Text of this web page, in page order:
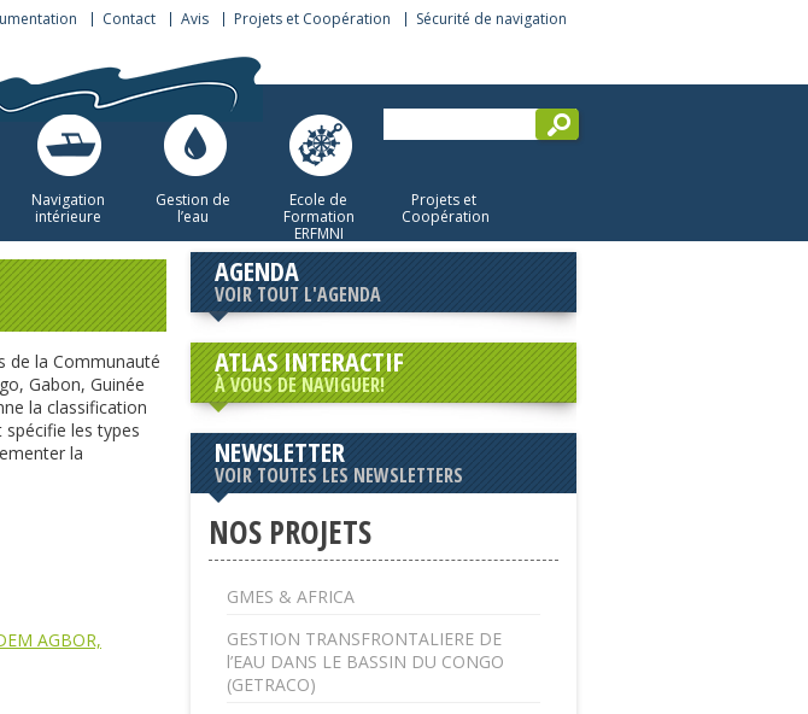
Contact Avis Projets et Coopération Sécurité de navigation
Navigation
intérieure
Gestion de
l’eau
Ecole de
Formation
ERFMNI
Projets et
Coopération
de la Communauté
Gabon, Guinée
la classification
les types
la
AGBOR,
AGENDA
VOIR TOUT L'AGENDA
ATLAS INTERACTIF
À VOUS DE NAVIGUER!
NEWSLETTER
VOIR TOUTES LES NEWSLETTERS
NOS PROJETS
GMES & AFRICA
GESTION TRANSFRONTALIERE DE
l’EAU DANS LE BASSIN DU CONGO
(GETRACO)